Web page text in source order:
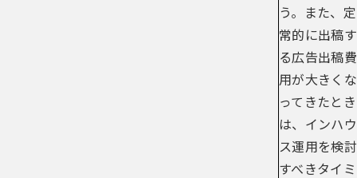
う。また、定
常的に出稿す
る広告出稿費
用が大きくな
ってきたとき
は、インハウ
ス運用を検討
すべきタイミ